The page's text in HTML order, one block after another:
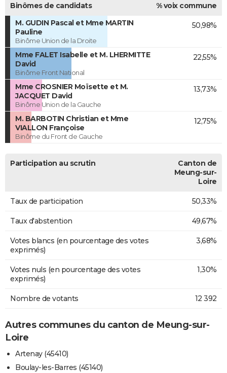
Binômes de candidats
% voix commune
M. GUDIN Pascal et Mme MARTIN
Pauline
Binôme Union de la Droite
50,98%
Mme FALET Isabelle et M. LHERMITTE
David
Binôme Front National
22,55%
Mme CROSNIER Moïsette et M.
JACQUET David
Binôme Union de la Gauche
13,73%
M. BARBOTIN Christian et Mme
VIALLON Françoise
Binôme du Front de Gauche
12,75%
Participation au scrutin
Canton de
Meung-sur-
Loire
Taux de participation 50,33%
Taux d'abstention 49,67%
Votes blancs (en pourcentage des votes
exprimés)
3,68%
Votes nuls (en pourcentage des votes
exprimés)
1,30%
Nombre de votants 12 392
Autres communes du canton de Meung-sur-
Loire
Artenay (45410)
Boulay-les-Barres (45140)